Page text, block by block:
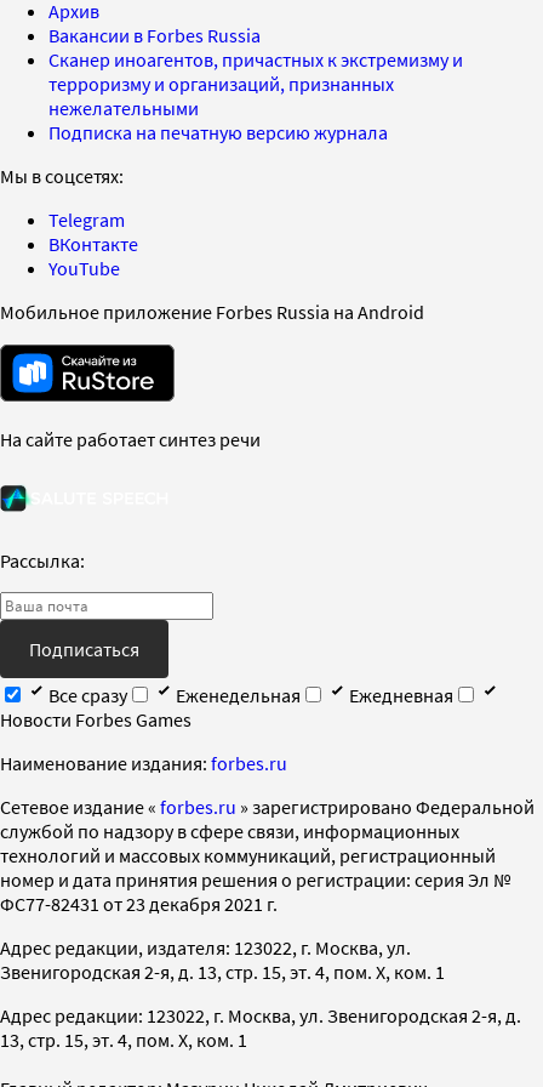
Архив
Вакансии в Forbes Russia
Сканер иноагентов, причастных к экстремизму и
терроризму и организаций, признанных
нежелательными
Подписка на печатную версию журнала
Мы в соцсетях:
Telegram
ВКонтакте
YouTube
Мобильное приложение Forbes Russia на Android
На сайте работает синтез речи
Рассылка:
Подписаться
Все сразу
Еженедельная
Ежедневная
Новости Forbes Games
Наименование издания: forbes.ru
Cетевое издание « forbes.ru » зарегистрировано Федеральной
службой по надзору в сфере связи, информационных
технологий и массовых коммуникаций, регистрационный
номер и дата принятия решения о регистрации: серия Эл №
ФС77-82431 от 23 декабря 2021 г.
Адрес редакции, издателя: 123022, г. Москва, ул.
Звенигородская 2-я, д. 13, стр. 15, эт. 4, пом. X, ком. 1
Адрес редакции: 123022, г. Москва, ул. Звенигородская 2-я, д.
13, стр. 15, эт. 4, пом. X, ком. 1